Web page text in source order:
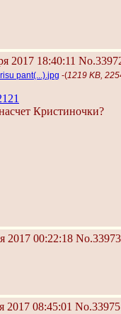
2017 18:40:11
pant(...).jpg -(1219 KB,
Кристиночки?
2017 00:22:18 No.33973
2017 08:45:01 No.33975